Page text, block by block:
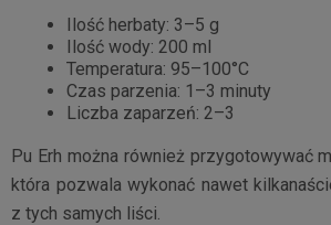
Ilość herbaty: 3–5 g
Ilość wody: 200 ml
Temperatura: 95–100°C
Czas parzenia: 1–3 minuty
Liczba zaparzeń: 2–3
Pu Erh można również przygotowywać
która pozwala wykonać nawet
z tych samych liści.